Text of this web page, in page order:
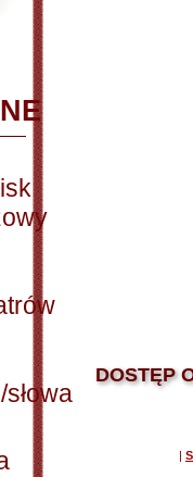
DOSTĘP
|